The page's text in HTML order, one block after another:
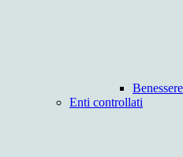
Enti controllati